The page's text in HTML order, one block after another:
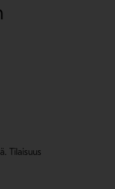
Tilaisuus